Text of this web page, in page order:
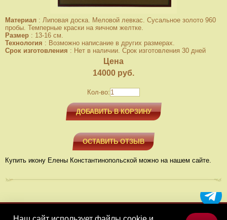
Материал : Липовая доска. Меловой левкас. Сусальное золото 960
пробы. Темперные краски на яичном желтке.
Размер : 13-16 см.
Технология : Возможно написание в других размерах.
Срок изготовления : Нет в наличии. Срок изготовления 30 дней
Цена
14000 руб.
Кол-во:
ДОБАВИТЬ В КОРЗИНУ
ОСТАВИТЬ ОТЗЫВ
Купить икону Елены Константинопольской можно на нашем сайте.
МЕНЮ